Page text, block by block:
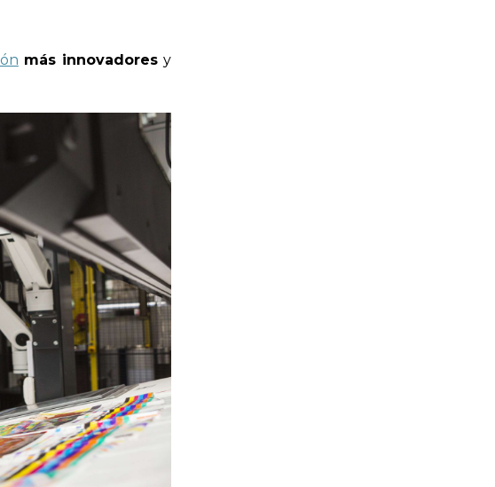
más innovadores y